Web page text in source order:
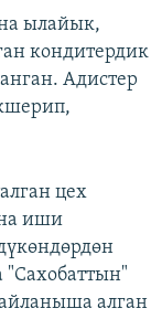
ылайык,
кондитердик
Адистер
цех
иши
алган